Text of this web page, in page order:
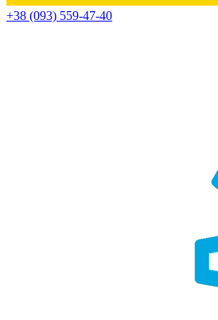
+38 (093) 559-47-40